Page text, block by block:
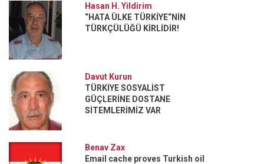
Hasan H. Yildirim
“HATA ÜLKE TÜRKİYE“NİN
TÜRKÇÜLÜĞÜ KİRLİDİR!
Davut Kurun
TÜRKİYE SOSYALİST
GÜÇLERİNE DOSTANE
SİTEMLERİMİZ VAR
Benav Zax
Email cache proves Turkish oil